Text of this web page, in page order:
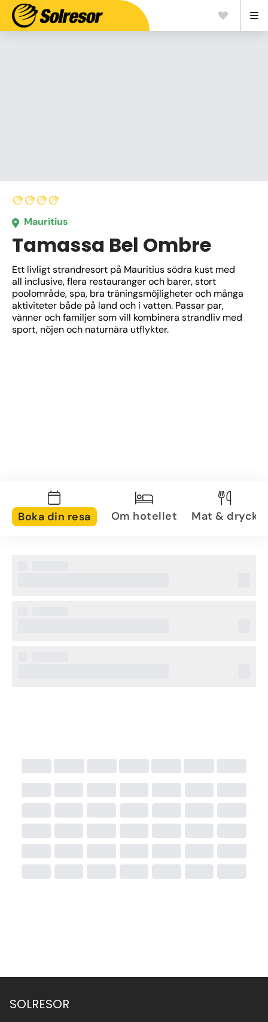
Mauritius
Tamassa Bel Ombre
Ett livligt strandresort på Mauritius södra kust med
all inclusive, flera restauranger och barer, stort
poolområde, spa, bra träningsmöjligheter och många
aktiviteter både på land och i vatten. Passar par,
vänner och familjer som vill kombinera strandliv med
sport, nöjen och naturnära utflykter.
Boka din resa Om hotellet Mat & dryck
SOLRESOR